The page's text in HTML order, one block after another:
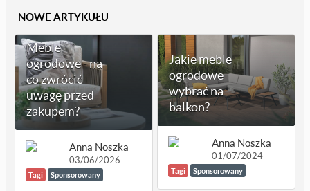
NOWE ARTYKUŁU
Meble
ogrodowe - na
co zwrócić
uwagę przed
zakupem?
Anna Noszka
03/06/2026
Tagi Sponsorowany
Jakie meble
ogrodowe
wybrać na
balkon?
Anna Noszka
01/07/2024
Tagi Sponsorowany